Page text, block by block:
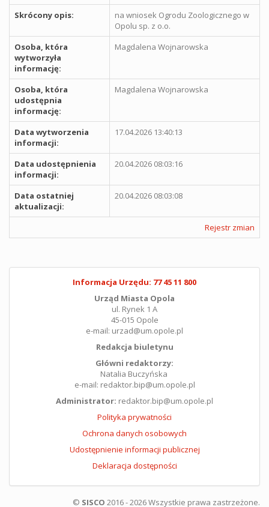
Skrócony opis:
na wniosek Ogrodu Zoologicznego w
Opolu sp. z o.o.
Osoba, która
wytworzyła
informację:
Magdalena Wojnarowska
Osoba, która
udostępnia
informację:
Magdalena Wojnarowska
Data wytworzenia
informacji:
17.04.2026 13:40:13
Data udostępnienia
informacji:
20.04.2026 08:03:16
Data ostatniej
aktualizacji:
20.04.2026 08:03:08
Rejestr zmian
Informacja Urzędu: 77 45 11 800
Urząd Miasta Opola
ul. Rynek 1 A
45-015 Opole
e-mail: urzad@um.opole.pl
Redakcja biuletynu
Główni redaktorzy:
Natalia Buczyńska
e-mail: redaktor.bip@um.opole.pl
Administrator: redaktor.bip@um.opole.pl
Polityka prywatności
Ochrona danych osobowych
Udostępnienie informacji publicznej
Deklaracja dostępności
© SISCO 2016 - 2026 Wszystkie prawa zastrzeżone.